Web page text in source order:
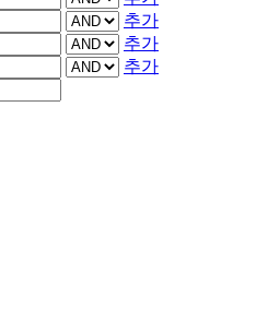
추가
추가
추가